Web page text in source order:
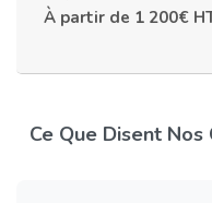
À partir de 1 200€
Ce Que Disent